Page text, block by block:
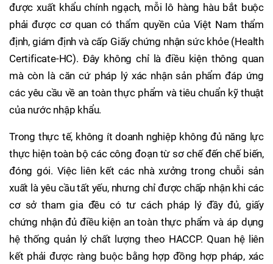
được xuất khẩu chính ngạch, mỗi lô hàng hàu bắt buộc
phải được cơ quan có thẩm quyền của Việt Nam thẩm
định, giám định và cấp Giấy chứng nhận sức khỏe (Health
Certificate-HC). Đây không chỉ là điều kiện thông quan
mà còn là căn cứ pháp lý xác nhận sản phẩm đáp ứng
các yêu cầu về an toàn thực phẩm và tiêu chuẩn kỹ thuật
của nước nhập khẩu.
Trong thực tế, không ít doanh nghiệp không đủ năng lực
thực hiện toàn bộ các công đoạn từ sơ chế đến chế biến,
đóng gói. Việc liên kết các nhà xưởng trong chuỗi sản
xuất là yêu cầu tất yếu, nhưng chỉ được chấp nhận khi các
cơ sở tham gia đều có tư cách pháp lý đầy đủ, giấy
chứng nhận đủ điều kiện an toàn thực phẩm và áp dụng
hệ thống quản lý chất lượng theo HACCP. Quan hệ liên
kết phải được ràng buộc bằng hợp đồng hợp pháp, xác